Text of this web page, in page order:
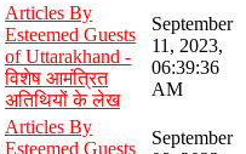
Articles By
Esteemed Guests
of Uttarakhand -
विशेष आमंत्रित
अतिथियों के लेख
September
11, 2023,
06:39:36
AM
Articles By
Esteemed Guests
September